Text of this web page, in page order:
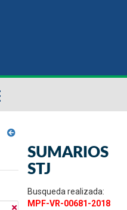
SUMARIOS
STJ
Busqueda realizada:
MPF-VR-00681-2018